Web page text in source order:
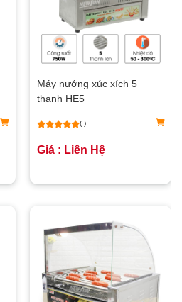
Máy nướng xúc xích 5
thanh HE5
( )
Giá : Liên Hệ